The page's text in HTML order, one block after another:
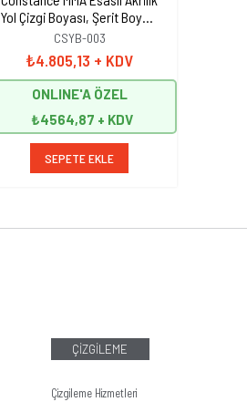
Yol Çizgi Boyası, Şerit Boyası
25 kg Siyah
CSYB-003
₺4.805,13 + KDV
ONLINE'A ÖZEL
₺4564,87
SEPETE EKLE
ÇİZGİLEME
Çizgileme Hizmetleri